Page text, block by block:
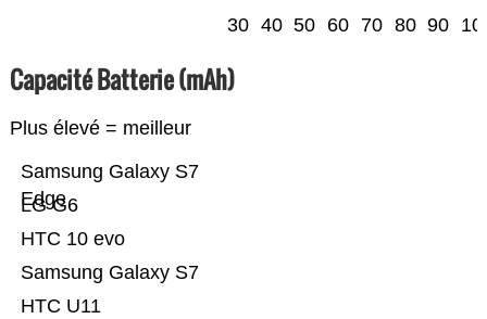
30 40 50 60 70 80 90
Capacité Batterie (mAh)
Plus élevé = meilleur
HTC U11
Samsung Galaxy S7
HTC 10 evo
LG G6
Samsung Galaxy S7
Edge